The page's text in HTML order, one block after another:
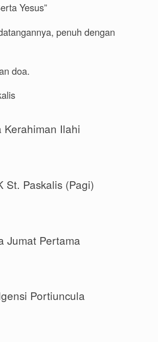
Yesus”
penuh dengan
doa.
Kerahiman Ilahi
St. Paskalis (Pagi)
Jumat Pertama
Portiuncula